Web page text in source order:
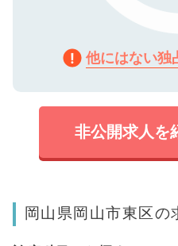
他にはない独
非公開求人を
岡山県岡山市東区の